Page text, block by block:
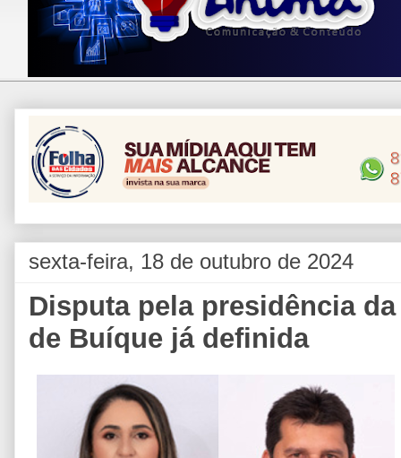
sexta-feira, 18 de outubro de 2024
Disputa pela presidência
de Buíque já definida